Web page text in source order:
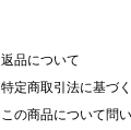
返品について
特定商取引法に基づ
この商品について問